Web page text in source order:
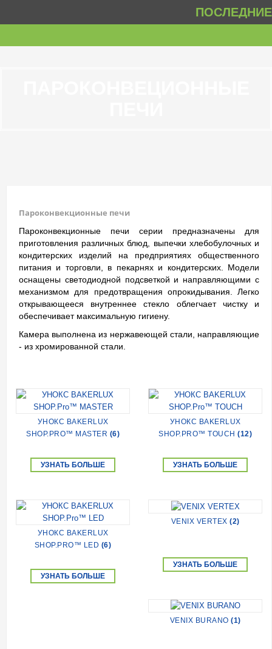
Пароконвекционные печи
Пароконвекционные печи серии предназначены для
приготовления различных блюд, выпечки хлебобулочных и
кондитерских изделий на предприятиях общественного
питания и торговли, в пекарнях и кондитерских. Модели
оснащены светодиодной подсветкой и направляющими с
механизмом для предотвращения опрокидывания. Легко
открывающееся внутреннее стекло облегчает чистку и
обеспечивает максимальную гигиену.
Камера выполнена из нержавеющей стали, направляющие
- из хромированной стали.
УНОКС BAKERLUX
SHOP.PRO™ MASTER (6)
УЗНАТЬ БОЛЬШЕ
УНОКС BAKERLUX
SHOP.PRO™ TOUCH (12)
УЗНАТЬ БОЛЬШЕ
УНОКС BAKERLUX
SHOP.PRO™ LED (6)
УЗНАТЬ БОЛЬШЕ
VENIX VERTEX (2)
УЗНАТЬ БОЛЬШЕ
VENIX BURANO (1)